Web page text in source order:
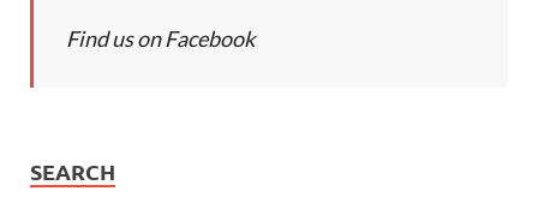
Find us on Facebook
SEARCH